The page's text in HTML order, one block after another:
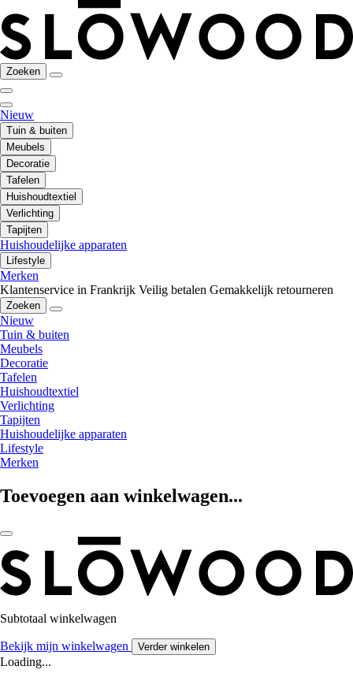
Zoeken
Nieuw
Tuin & buiten
Meubels
Decoratie
Tafelen
Huishoudtextiel
Verlichting
Tapijten
Huishoudelijke apparaten
Lifestyle
Merken
Klantenservice in Frankrijk Veilig betalen Gemakkelijk retourneren
Zoeken
Nieuw
Tuin & buiten
Meubels
Decoratie
Tafelen
Huishoudtextiel
Verlichting
Tapijten
Huishoudelijke apparaten
Lifestyle
Merken
Toevoegen aan winkelwagen...
Subtotaal winkelwagen
Bekijk mijn winkelwagen Verder winkelen
Loading...